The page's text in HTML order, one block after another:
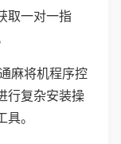
取一对一指
麻将机程序控
行复杂安装操
。